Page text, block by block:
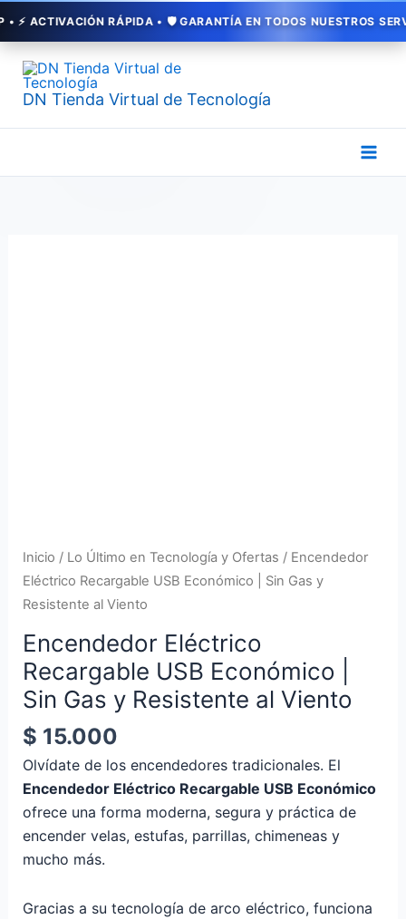
RÁPIDA • 🛡️ GARANTÍA EN TODOS NUESTROS
contenido
DN Tienda Virtual de Tecnología
Inicio / Lo Último en Tecnología y Ofertas / Encendedor
Eléctrico Recargable USB Económico | Sin Gas y
Resistente al Viento
Encendedor Eléctrico
Recargable USB Económico |
Sin Gas y Resistente al Viento
$ 15.000
Olvídate de los encendedores tradicionales. El
Encendedor Eléctrico Recargable USB Económico
ofrece una forma moderna, segura y práctica de
encender velas, estufas, parrillas, chimeneas y
mucho más.
Gracias a su tecnología de arco eléctrico, funciona